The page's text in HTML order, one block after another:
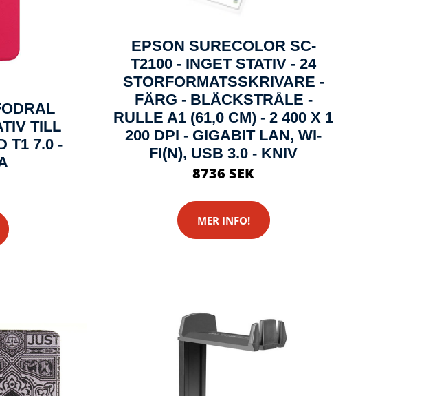
TILL
T1 7.0 -
EPSON SURECOLOR SC-
T2100 - INGET STATIV - 24
STORFORMATSSKRIVARE -
FÄRG - BLÄCKSTRÅLE -
RULLE A1 (61,0 CM) - 2 400 X 1
200 DPI - GIGABIT LAN, WI-
FI(N), USB 3.0 - KNIV
8736 SEK
MER INFO!